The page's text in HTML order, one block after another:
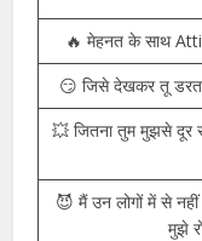
💯 दूसरों की बातें
😈 गुस्से में आकर किए
👑 मुझसे मेरा
🔥 मेहनत के साथ